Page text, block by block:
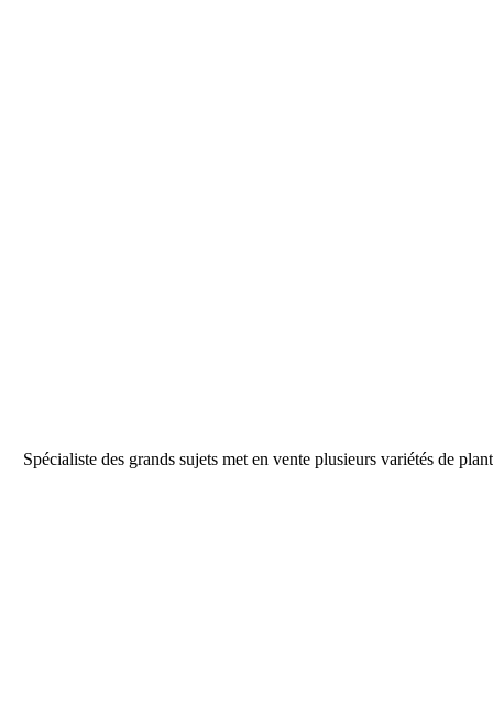
Spécialiste des grands sujets met en vente plusieurs variétés de